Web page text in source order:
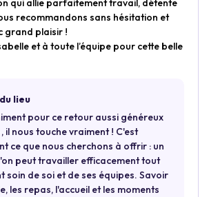
qui allie parfaitement travail, détente
recommandons sans hésitation et
grand plaisir !
et à toute l’équipe pour cette belle
lieu
pour ce retour aussi généreux
il nous touche vraiment ! C'est
ce que nous cherchons à offrir : un
peut travailler efficacement tout
soin de soi et de ses équipes. Savoir
les repas, l'accueil et les moments